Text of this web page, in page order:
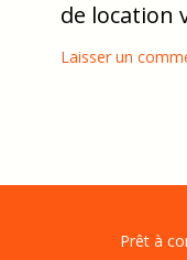
de location
Laisser un
Prêt à